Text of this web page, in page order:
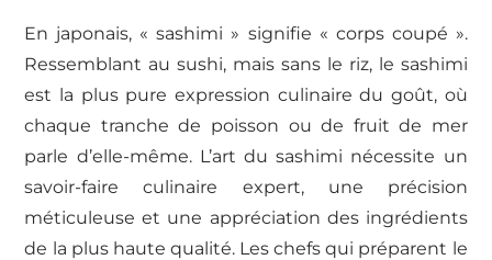
En japonais, « sashimi » signifie « corps coupé ».
Ressemblant au sushi, mais sans le riz, le sashimi
est la plus pure expression culinaire du goût, où
chaque tranche de poisson ou de fruit de mer
parle d’elle-même. L’art du sashimi nécessite un
savoir-faire culinaire expert, une précision
méticuleuse et une appréciation des ingrédients
de la plus haute qualité. Les chefs qui préparent le